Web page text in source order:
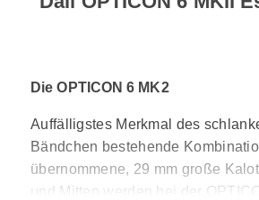
Die OPTICON 6 MK2
Auffälligstes Merkmal des
Bändchen bestehende
übernommene, 29 mm große
und Mitten werden bei der